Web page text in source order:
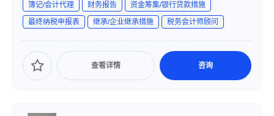
す。
簿记/会计代理 财务报告
资金筹集/银行贷款措施
最终纳税申报表
继承/企业继承措施 税务会计师顾问
查看详情 咨询